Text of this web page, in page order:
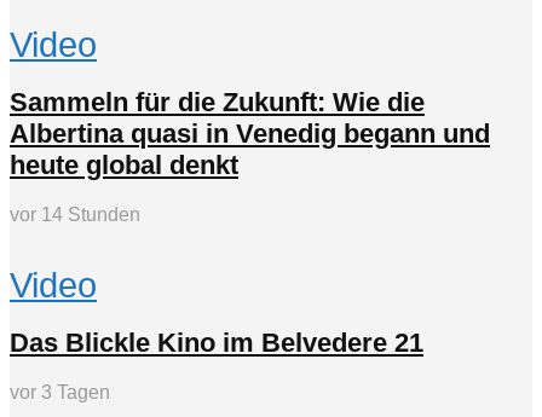
Video
Sammeln für die Zukunft: Wie die
Albertina quasi in Venedig begann und
heute global denkt
vor 14 Stunden
Video
Das Blickle Kino im Belvedere 21
vor 3 Tagen